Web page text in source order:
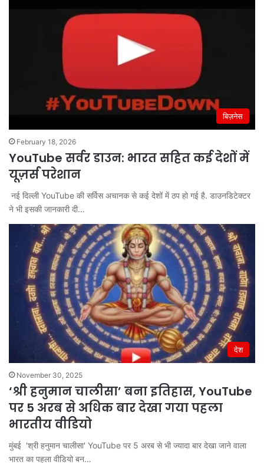
बिज़नेस
February 18, 2026
YouTube सर्वर डाउन: भारत सहित कई देशों में
यूज़र्स परेशान
नई दिल्ली YouTube की सर्विस अचानक से कई देशों में ठप हो गई है. डाउनडिटेक्टर
ने भी इसकी जानकारी दी…
देश
November 30, 2025
‘श्री हनुमान चालीसा’ बना इतिहास, YouTube
पर 5 अरब से अधिक बार देखा गया पहला
भारतीय वीडियो
मुंबई 'श्री हनुमान चालीसा' YouTube पर 5 अरब से भी ज्यादा बार देखा जाने वाला
भारत का पहला वीडियो बन…